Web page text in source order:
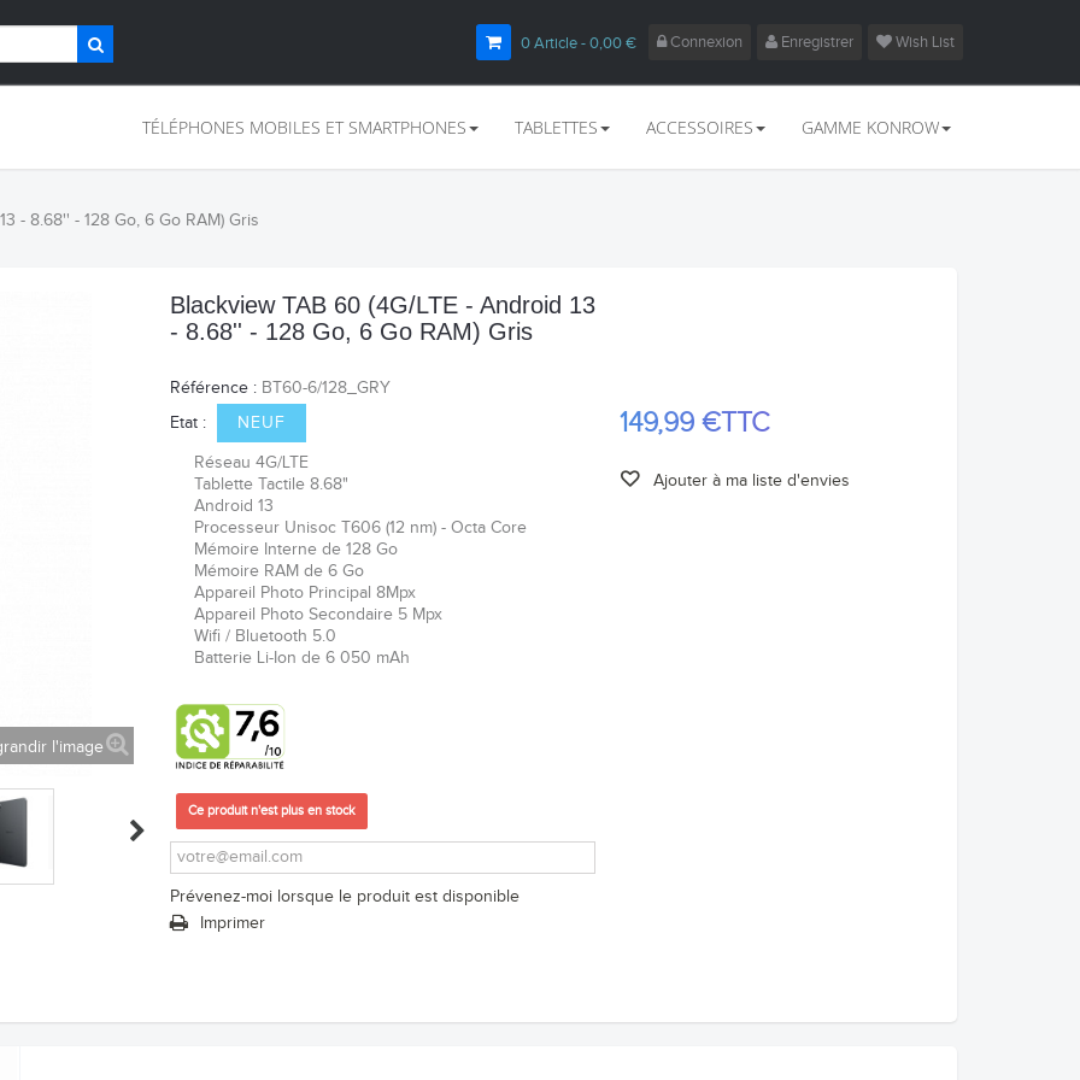
Connexion Enregistrer Wish List
0Article- 0,00 €
TÉLÉPHONES MOBILES ET SMARTPHONES TABLETTES ACCESSOIRES GAMME KONROW
- 8.68'' - 128 Go, 6 Go RAM) Gris
l'image
Blackview TAB 60 (4G/LTE - Android 13
- 8.68'' - 128 Go, 6 Go RAM) Gris
Référence : BT60-6/128_GRY
Etat :
NEUF
Réseau 4G/LTE
Tablette Tactile 8.68"
Android 13
Processeur Unisoc T606 (12 nm) - Octa Core
Mémoire Interne de 128 Go
Mémoire RAM de 6 Go
Appareil Photo Principal 8Mpx
Appareil Photo Secondaire 5 Mpx
Wifi / Bluetooth 5.0
Batterie Li-Ion de 6 050 mAh
Ce produit n'est plus en stock
Prévenez-moi lorsque le produit est disponible
Imprimer
149,99 €TTC
Ajouter à ma liste d'envies